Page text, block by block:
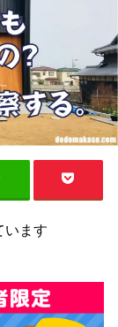
います